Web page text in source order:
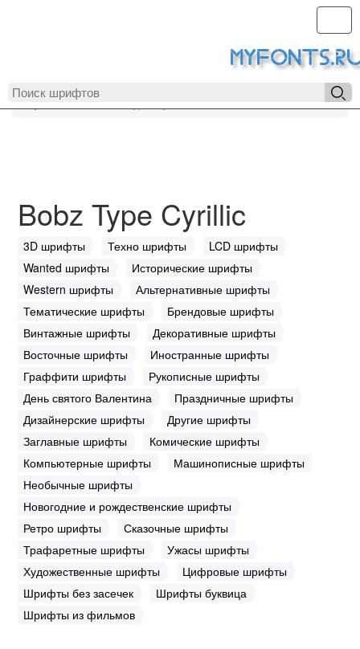
MyFonts.ru
Bobz Type Cyrillic
3D шрифты Техно шрифты
LCD шрифты
Wanted шрифты
Исторические шрифты
Western шрифты
Альтернативные шрифты
Тематические шрифты
Брендовые шрифты
Винтажные шрифты
Декоративные шрифты
Восточные шрифты
Иностранные шрифты
Граффити шрифты
Рукописные шрифты
День святого Валентина
Праздничные шрифты
Дизайнерские шрифты
Другие шрифты
Заглавные шрифты
Комические шрифты
Компьютерные шрифты
Машинописные шрифты
Необычные шрифты
Новогодние и рождественские шрифты
Ретро шрифты
Сказочные шрифты
Трафаретные шрифты
Ужасы шрифты
Художественные шрифты
Цифровые шрифты
Шрифты без засечек
Шрифты буквица
Шрифты из фильмов